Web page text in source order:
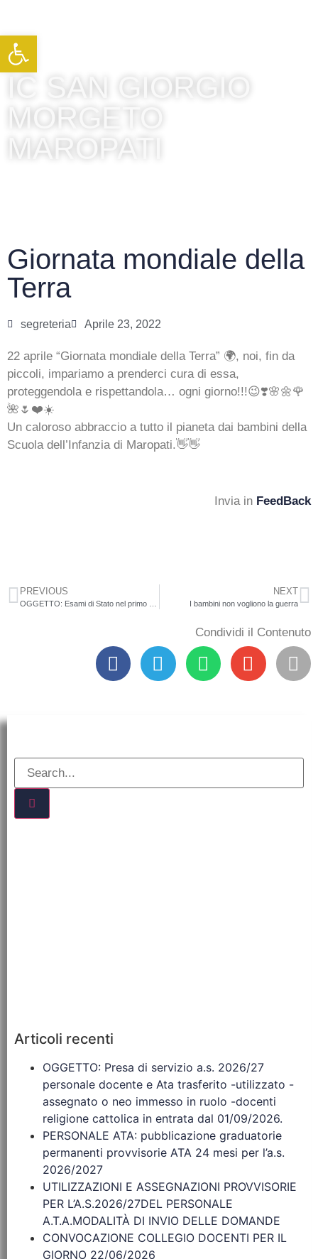
IC SAN GIORGIO
MORGETO
MAROPATI
Giornata mondiale della
Terra
segreteria Aprile 23, 2022
22 aprile “Giornata mondiale della Terra” 🌍, noi, fin da
piccoli, impariamo a prenderci cura di essa,
proteggendola e rispettandola… ogni giorno!!!😉❣️🌸🌼🌹
🌺🌷❤️☀️
Un caloroso abbraccio a tutto il pianeta dai bambini della
Scuola dell’Infanzia di Maropati.👋👋
Invia in FeedBack
PREVIOUS NEXT
I bambini non vogliono la guerra
Condividi il Contenuto
Articoli recenti
OGGETTO: Presa di servizio a.s. 2026/27
personale docente e Ata trasferito -utilizzato -
assegnato o neo immesso in ruolo -docenti
religione cattolica in entrata dal 01/09/2026.
PERSONALE ATA: pubblicazione graduatorie
permanenti provvisorie ATA 24 mesi per l’a.s.
2026/2027
UTILIZZAZIONI E ASSEGNAZIONI PROVVISORIE
PER L’A.S.2026/27DEL PERSONALE
A.T.A.MODALITÀ DI INVIO DELLE DOMANDE
CONVOCAZIONE COLLEGIO DOCENTI PER IL
GIORNO 22/06/2026
Apri la barra degli strumenti